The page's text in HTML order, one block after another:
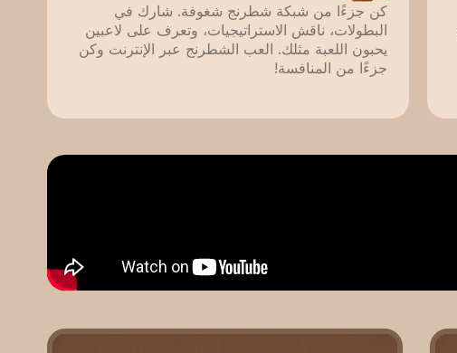
كن جزءًا من شبكة شطرنج شغوفة. شارك في
البطولات، ناقش الاستراتيجيات، وتعرف على لاعبين
يحبون اللعبة مثلك. العب الشطرنج عبر الإنترنت وكن
جزءًا من المنافسة!